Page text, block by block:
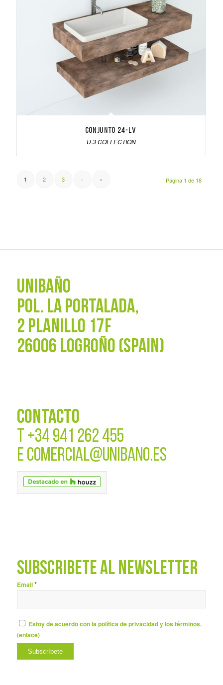
Conjunto 24-LV
U.3 COLLECTION
Página 1 de 18
1 2 3 › »
UNIBAÑO
POL. La Portalada,
2 PLANILLO 17F
26006 LOGROÑO (SPAIN)
CONTACTO
T +34 941 262 455
E COMERCIAL@UNIBANO.ES
SUBSCRÍBETE AL NEWSLETTER
Email*
Estoy de acuerdo con la política de privacidad y los términos.
(enlace)